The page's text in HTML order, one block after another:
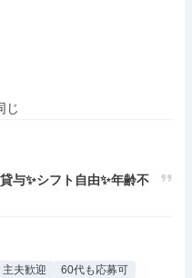
与✨シフト自由✨年齢不
主夫歓迎 60代も応募可